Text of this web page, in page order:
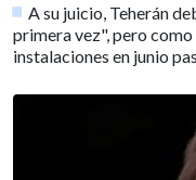
A su juicio, Teherán
primera vez", pero
instalaciones en junio